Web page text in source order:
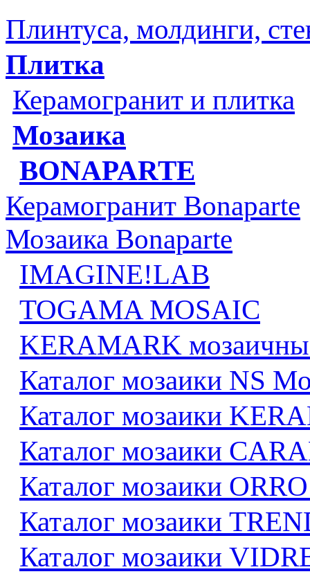
Плинтуса, молдинги,
Плитка
Керамогранит и плитка
Мозаика
BONAPARTE
Керамогранит Bonaparte
Мозаика Bonaparte
IMAGINE!LAB
TOGAMA MOSAIC
KERAMARK
Каталог мозаики NS
Каталог мозаики
Каталог мозаики
Каталог мозаики
Каталог мозаики
Каталог мозаики